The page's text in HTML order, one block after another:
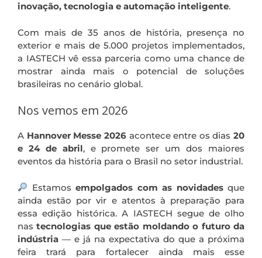
inovação, tecnologia e automação inteligente.
Com mais de 35 anos de história, presença no
exterior e mais de 5.000 projetos implementados,
a IASTECH vê essa parceria como uma chance de
mostrar ainda mais o potencial de soluções
brasileiras no cenário global.
Nos vemos em 2026
A Hannover Messe 2026acontece entre os dias 20
e 24 de abril, e promete ser um dos maiores
eventos da história para o Brasil no setor industrial.
Estamosempolgados com as novidadesque
ainda estão por vir e atentos à preparação para
essa edição histórica. A IASTECH segue de olho
nastecnologias que estão moldando o futuro da
indústria — e já na expectativa do que a próxima
feira trará para fortalecer ainda mais esse